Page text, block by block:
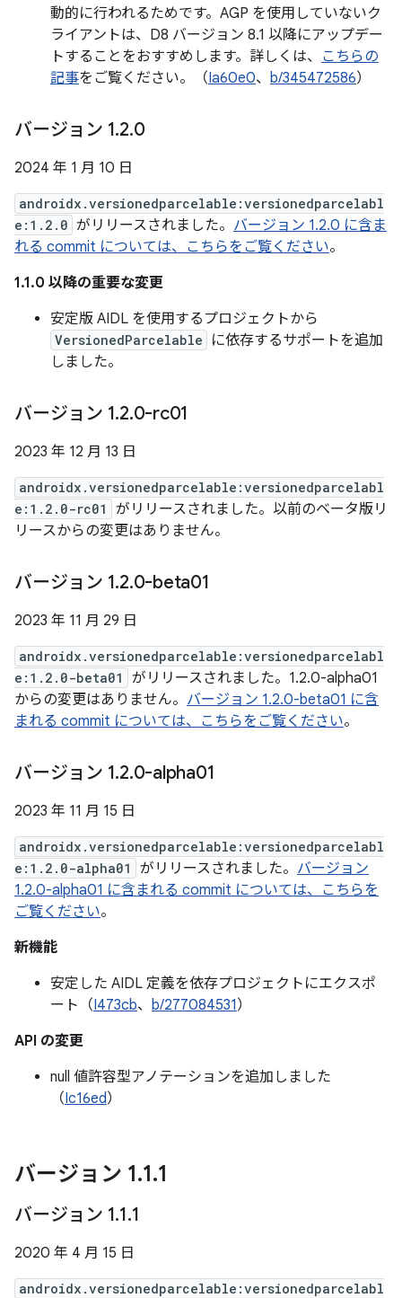
動的に行われるためです。AGP を使用していないク
ライアントは、D8 バージョン 8.1 以降にアップデー
トすることをおすすめします。詳しくは、 こちらの
記事をご覧ください。（Ia60e0、 b/345472586）
バージョン 1.2.0
2024 年 1 月 10 日
androidx.versionedparcelable:versionedparcelabl
e:1.2.0 がリリースされました。 バージョン 1.2.0 に含ま
れる commit については、こちらをご覧ください。
1.1.0 以降の重要な変更
安定版 AIDL を使用するプロジェクトから
VersionedParcelable
に依存するサポートを追加
しました。
バージョン 1.2.0-rc01
2023 年 12 月 13 日
androidx.versionedparcelable:versionedparcelabl
e:1.2.0-rc01
がリリースされました。以前のベータ版リ
リースからの変更はありません。
バージョン 1.2.0-beta01
2023 年 11 月 29 日
androidx.versionedparcelable:versionedparcelabl
e:1.2.0-beta01
がリリースされました。1.2.0-alpha01
からの変更はありません。 バージョン 1.2.0-beta01 に含
まれる commit については、こちらをご覧ください。
バージョン 1.2.0-alpha01
2023 年 11 月 15 日
androidx.versionedparcelable:versionedparcelabl
e:1.2.0-alpha01
がリリースされました。 バージョン
1.2.0-alpha01 に含まれる commit については、こちらを
ご覧ください。
新機能
安定した AIDL 定義を依存プロジェクトにエクスポ
ート（I473cb、 b/277084531）
API の変更
null 値許容型アノテーションを追加しました
（Ic16ed）
バージョン 1.1.1
バージョン 1.1.1
2020 年 4 月 15 日
androidx.versionedparcelable:versionedparcelabl